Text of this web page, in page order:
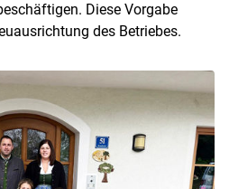
Diese Vorgabe
des Betriebes.